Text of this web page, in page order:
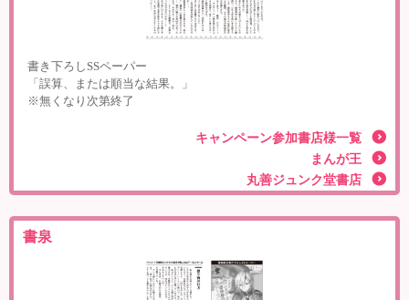
書き下ろしSSペーパー
「誤算、または順当な結果。」
※無くなり次第終了
キャンペーン参加書店様一覧
まんが王
丸善ジュンク堂書店
書泉